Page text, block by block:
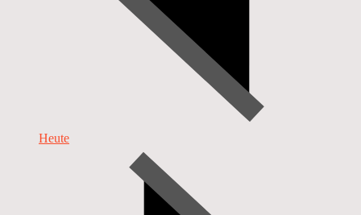
Heute